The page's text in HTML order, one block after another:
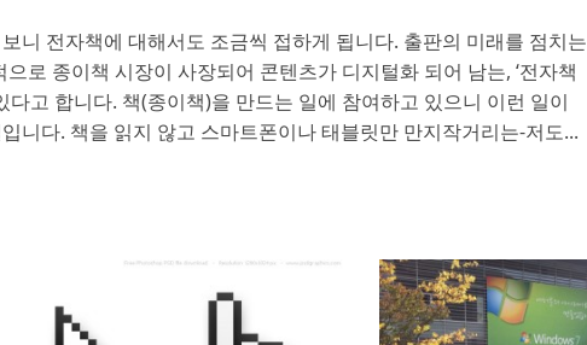
니 전자책에 대해서도 조금씩 접하게 됩니다. 출판의 미래를 점치는
로 종이책 시장이 사장되어 콘텐츠가 디지털화 되어 남는, ‘전자책
다고 합니다. 책(종이책)을 만드는 일에 참여하고 있으니 이런 일이
니다. 책을 읽지 않고 스마트폰이나 태블릿만 만지작거리는-저도...